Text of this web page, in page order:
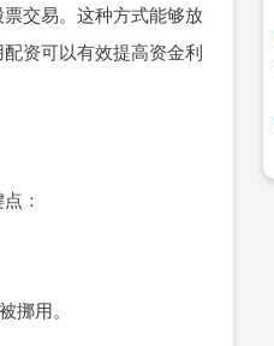
交易。这种方式能够放
资可以有效提高资金利
：
用。